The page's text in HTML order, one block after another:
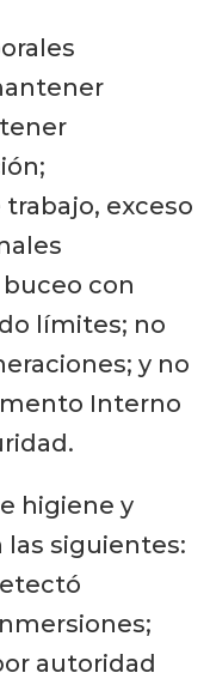
exceso
con
límites; no
y no
Interno
higiene y
siguientes:
autoridad